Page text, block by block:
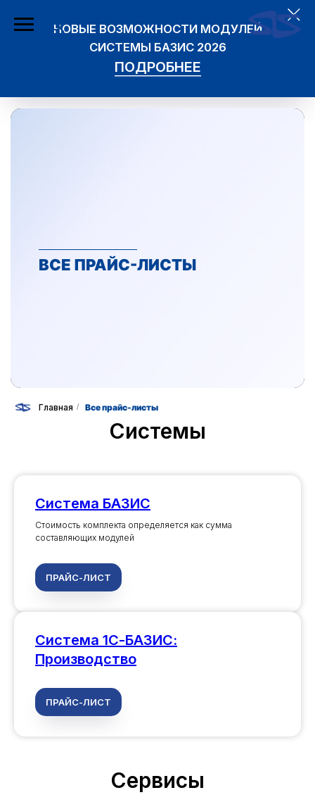
СИСТЕМЫ БАЗИС 2026
ПОДРОБНЕЕ
ВСЕ ПРАЙС-ЛИСТЫ
Главная / Все прайс-листы
Системы
Система БАЗИС
Стоимость комплекта определяется как сумма
составляющих модулей
ПРАЙС-ЛИСТ
Система 1С-БАЗИС:
Производство
ПРАЙС-ЛИСТ
Сервисы